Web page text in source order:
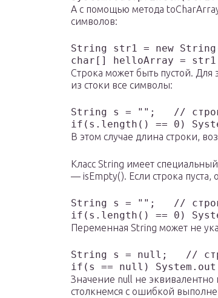
А с помощью метода
символов:
String str1 = new
Строка может быть пустой.
из стоки все символы:
String s = "";   // строка
В этом случае длина строки,
Класс String имеет
— isEmpty(). Если строка пуста,
String s = "";   // строка
Переменная String может не
String s = null;   //
Значение null не
столкнемся с ошибкой